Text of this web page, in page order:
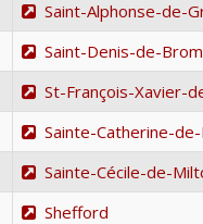
Saint-Alphonse-de-
Saint-Denis-de-
St-François-Xavier-
Sainte-Catherine-
Sainte-Cécile-de-
Shefford